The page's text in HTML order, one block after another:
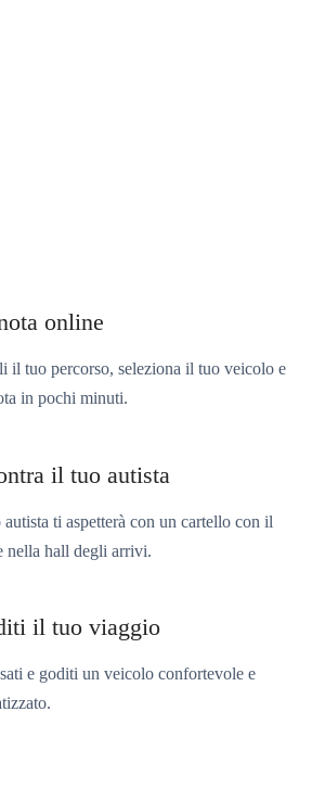
online
il tuo percorso, seleziona il tuo veicolo e
in pochi minuti.
il tuo autista
ti aspetterà con un cartello con il
nella hall degli arrivi.
il tuo viaggio
e goditi un veicolo confortevole e